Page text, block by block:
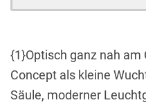
{1}Optisch ganz nah am
Concept als kleine
Säule, moderner